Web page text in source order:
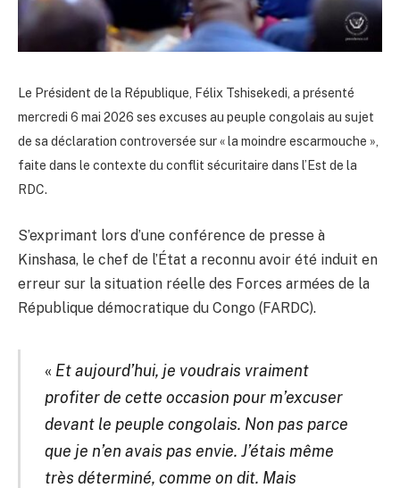
Le Président de la République, Félix Tshisekedi, a présenté
mercredi 6 mai 2026 ses excuses au peuple congolais au sujet
de sa déclaration controversée sur « la moindre escarmouche »,
faite dans le contexte du conflit sécuritaire dans l’Est de la
RDC.
S’exprimant lors d’une conférence de presse à
Kinshasa, le chef de l’État a reconnu avoir été induit en
erreur sur la situation réelle des Forces armées de la
République démocratique du Congo (FARDC).
« Et aujourd’hui, je voudrais vraiment
profiter de cette occasion pour m’excuser
devant le peuple congolais. Non pas parce
que je n’en avais pas envie. J’étais même
très déterminé, comme on dit. Mais